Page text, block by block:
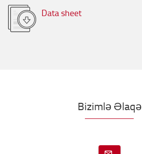
Data sheet
Bizimlə Əlaqə